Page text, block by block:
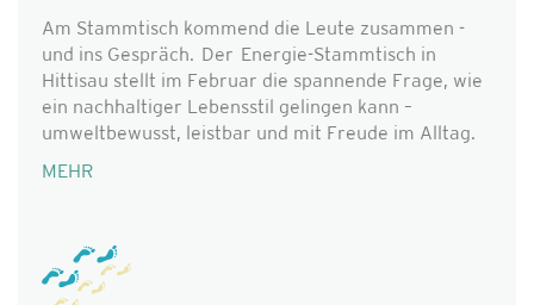
Am Stammtisch kommend die Leute zusammen -
und ins Gespräch. Der Energie-Stammtisch in
Hittisau stellt im Februar die spannende Frage, wie
ein nachhaltiger Lebensstil gelingen kann –
umweltbewusst, leistbar und mit Freude im Alltag.
MEHR